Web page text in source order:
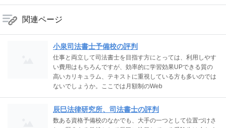
関連ページ
小泉司法書士予備校の評判
仕事と両立して司法書士を目指す方にとっては、利用しやす
い費用はもちろんですが、効率的に学習効果UPできる質の
高いカリキュラム、テキストに重視している方も多いのでは
ないでしょうか。ここでは月額制のWeb
辰巳法律研究所、司法書士の評判
数ある資格予備校のなかでも、大手の一つとして位置づけさ